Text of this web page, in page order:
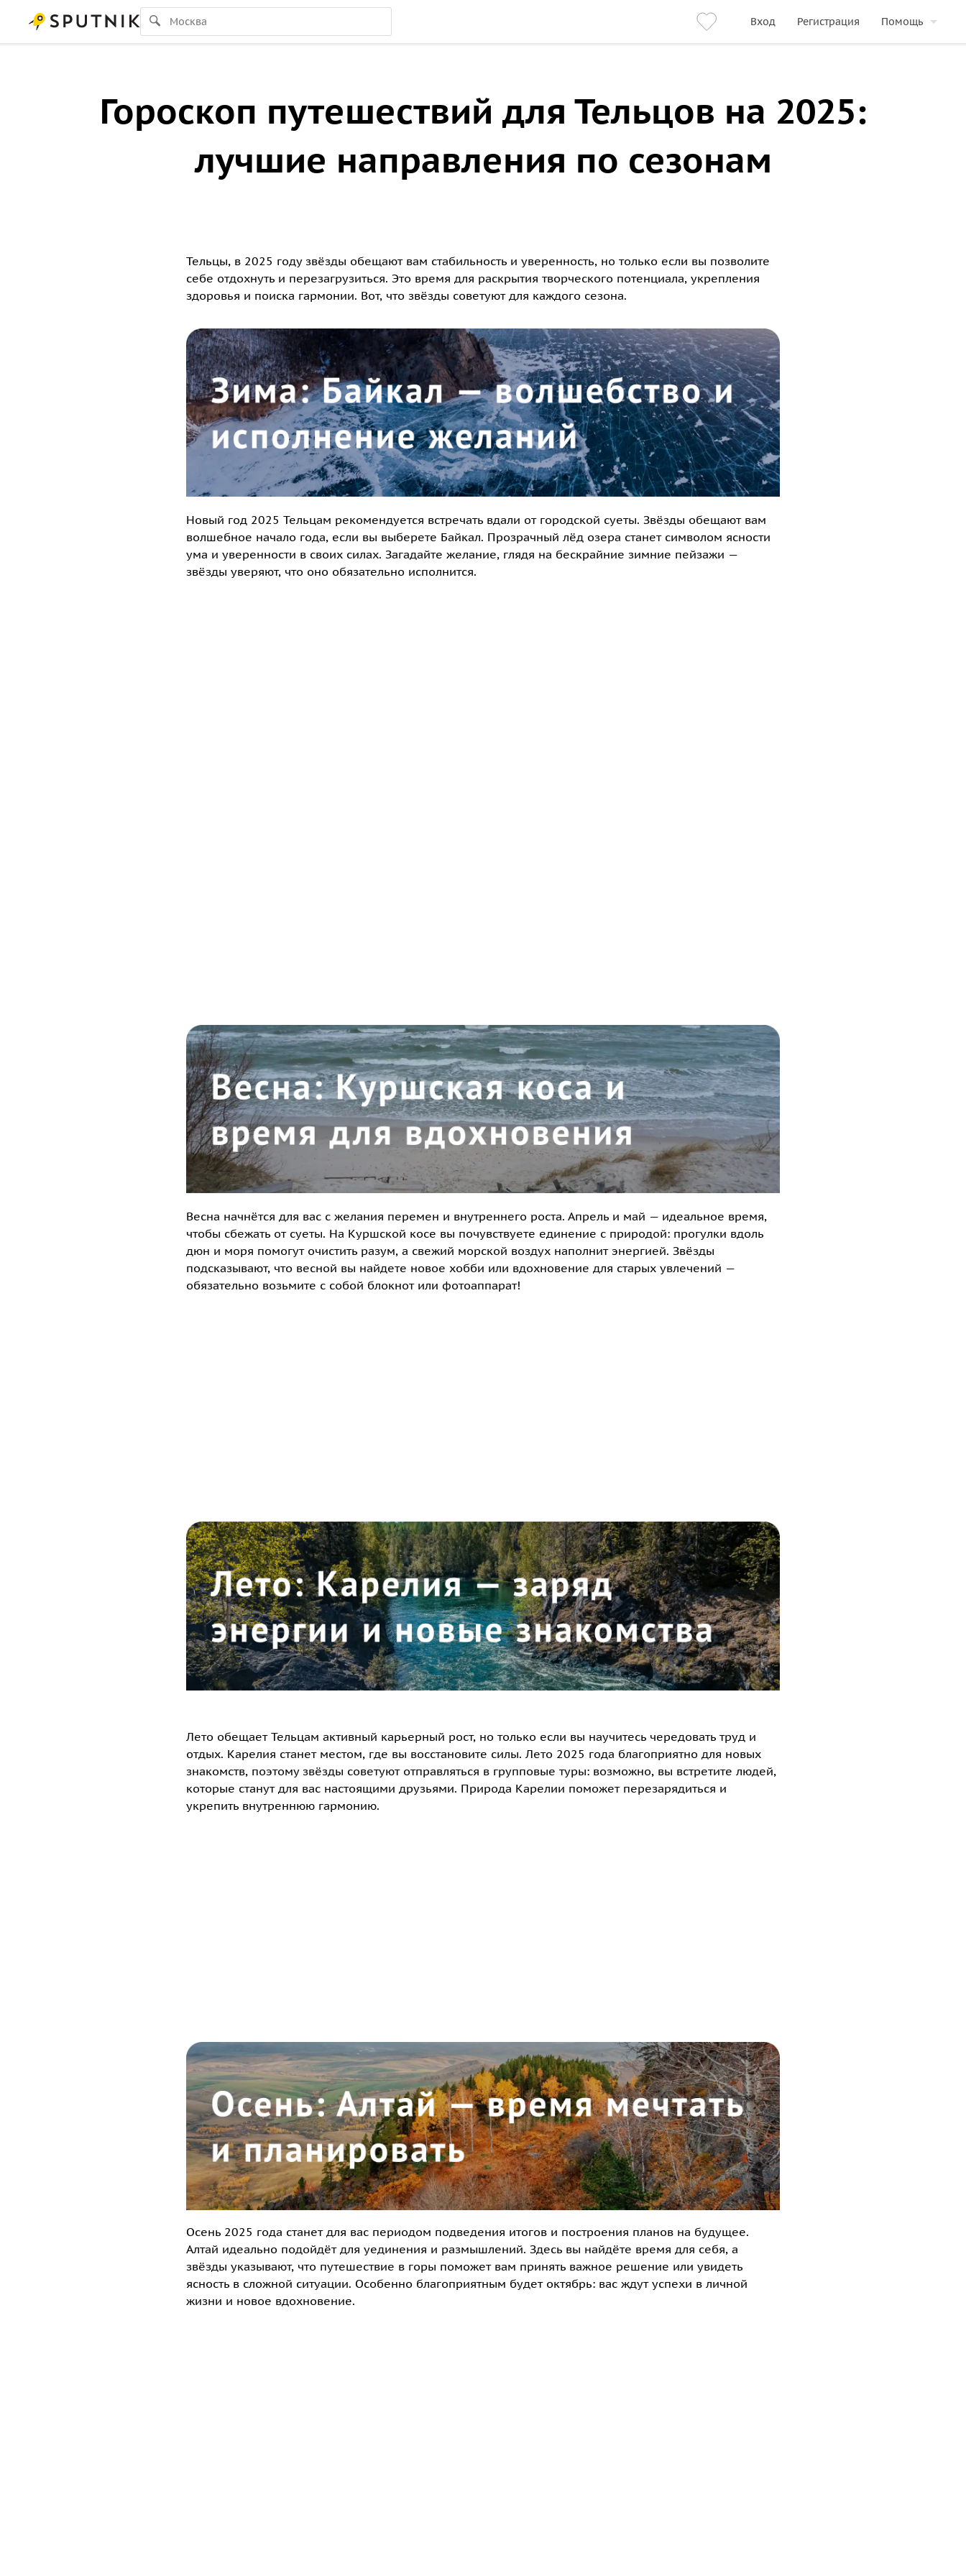
Вход Регистрация Помощь
Гороскоп путешествий для Тельцов на 2025:
лучшие направления по сезонам
Тельцы, в 2025 году звёзды обещают вам стабильность и уверенность, но только если вы позволите
себе отдохнуть и перезагрузиться. Это время для раскрытия творческого потенциала, укрепления
здоровья и поиска гармонии. Вот, что звёзды советуют для каждого сезона.
Новый год 2025 Тельцам рекомендуется встречать вдали от городской суеты. Звёзды обещают вам
волшебное начало года, если вы выберете Байкал. Прозрачный лёд озера станет символом ясности
ума и уверенности в своих силах. Загадайте желание, глядя на бескрайние зимние пейзажи —
звёзды уверяют, что оно обязательно исполнится.
Весна начнётся для вас с желания перемен и внутреннего роста. Апрель и май — идеальное время,
чтобы сбежать от суеты. На Куршской косе вы почувствуете единение с природой: прогулки вдоль
дюн и моря помогут очистить разум, а свежий морской воздух наполнит энергией. Звёзды
подсказывают, что весной вы найдете новое хобби или вдохновение для старых увлечений —
обязательно возьмите с собой блокнот или фотоаппарат!
Лето обещает Тельцам активный карьерный рост, но только если вы научитесь чередовать труд и
отдых. Карелия станет местом, где вы восстановите силы. Лето 2025 года благоприятно для новых
знакомств, поэтому звёзды советуют отправляться в групповые туры: возможно, вы встретите людей,
которые станут для вас настоящими друзьями. Природа Карелии поможет перезарядиться и
укрепить внутреннюю гармонию.
Осень 2025 года станет для вас периодом подведения итогов и построения планов на будущее.
Алтай идеально подойдёт для уединения и размышлений. Здесь вы найдёте время для себя, а
звёзды указывают, что путешествие в горы поможет вам принять важное решение или увидеть
ясность в сложной ситуации. Особенно благоприятным будет октябрь: вас ждут успехи в личной
жизни и новое вдохновение.